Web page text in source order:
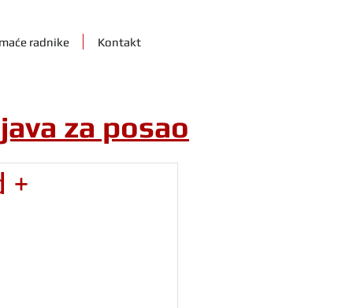
radnike Kontakt
+
za posao